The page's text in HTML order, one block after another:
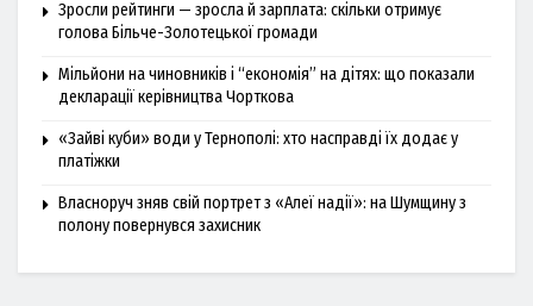
Зросли рейтинги — зросла й зарплата: скільки отримує
голова Більче-Золотецької громади
Мільйони на чиновників і “економія” на дітях: що показали
декларації керівництва Чорткова
«Зайві куби» води у Тернополі: хто насправді їх додає у
платіжки
Власноруч зняв свій портрет з «Алеї надії»: на Шумщину з
полону повернувся захисник